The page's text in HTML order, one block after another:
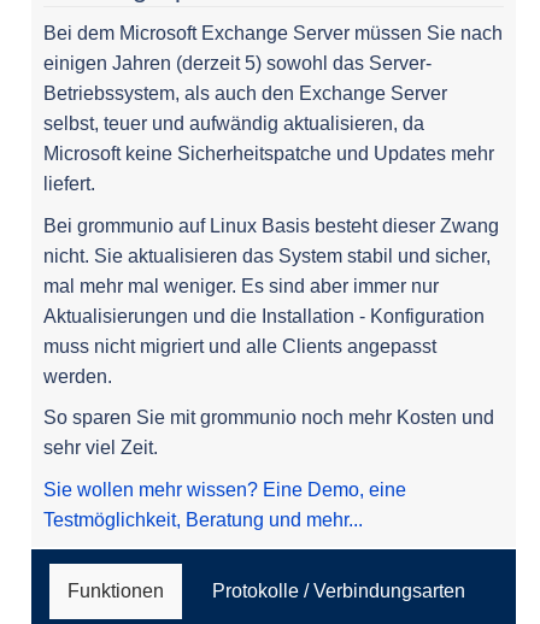
Bei dem Microsoft Exchange Server müssen Sie nach
einigen Jahren (derzeit 5) sowohl das Server-
Betriebssystem, als auch den Exchange Server
selbst, teuer und aufwändig aktualisieren, da
Microsoft keine Sicherheitspatche und Updates mehr
liefert.
Bei grommunio auf Linux Basis besteht dieser Zwang
nicht. Sie aktualisieren das System stabil und sicher,
mal mehr mal weniger. Es sind aber immer nur
Aktualisierungen und die Installation - Konfiguration
muss nicht migriert und alle Clients angepasst
werden.
So sparen Sie mit grommunio noch mehr Kosten und
sehr viel Zeit.
Sie wollen mehr wissen? Eine Demo, eine
Testmöglichkeit, Beratung und mehr...
Funktionen Protokolle / Verbindungsarten